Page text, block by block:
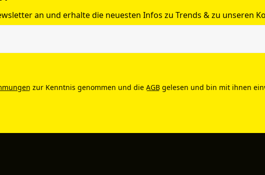
an und erhalte die neuesten Infos zu Trends & zu unseren
zur Kenntnis genommen und die AGB gelesen und bin mit ihnen